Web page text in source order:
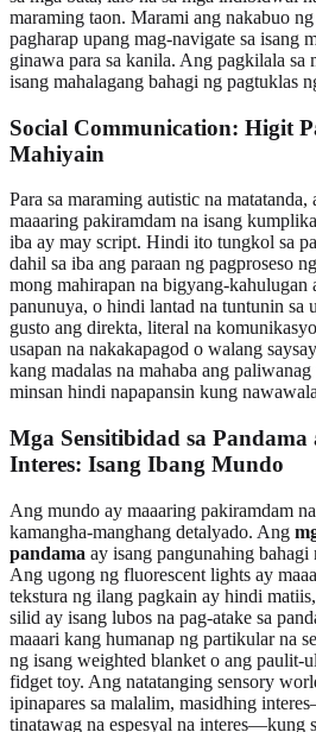
maraming taon. Marami ang nakabuo
pagharap upang mag-navigate sa isang
ginawa para sa kanila. Ang pagkilala sa
isang mahalagang bahagi ng pagtuklas
Social Communication: Higit
Mahiyain
Para sa maraming autistic na
maaaring pakiramdam na isang
iba ay may script. Hindi ito tungkol sa
dahil sa iba ang paraan ng pagproseso
mong mahirapan na bigyang-kahulugan
panunuya, o hindi lantad na tuntunin sa
gusto ang direkta, literal na
usapan na nakakapagod o walang
kang madalas na mahaba ang
minsan hindi napapansin kung
Mga Sensitibidad sa
Interes: Isang Ibang Mundo
Ang mundo ay maaaring pakiramdam
kamangha-manghang detalyado. Ang
pandama ay isang pangunahing bahagi
Ang ugong ng fluorescent lights ay
tekstura ng ilang pagkain ay hindi
silid ay isang lubos na pag-atake sa
maaari kang humanap ng partikular na
ng isang weighted blanket o ang paulit-
fidget toy. Ang natatanging sensory
ipinapares sa malalim, masidhing
tinatawag na espesyal na interes—kung